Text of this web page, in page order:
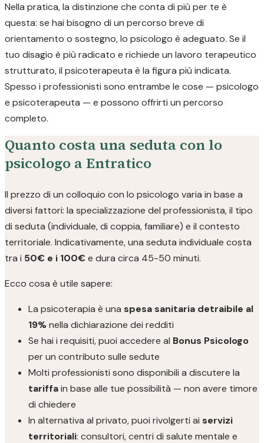
Nella pratica, la distinzione che conta di più per te è
questa: se hai bisogno di un percorso breve di
orientamento o sostegno, lo psicologo è adeguato. Se il
tuo disagio è più radicato e richiede un lavoro terapeutico
strutturato, il psicoterapeuta è la figura più indicata.
Spesso i professionisti sono entrambe le cose — psicologo
e psicoterapeuta — e possono offrirti un percorso
completo.
Quanto costa una seduta con lo
psicologo a Entratico
Il prezzo di un colloquio con lo psicologo varia in base a
diversi fattori: la specializzazione del professionista, il tipo
di seduta (individuale, di coppia, familiare) e il contesto
territoriale. Indicativamente, una seduta individuale costa
tra i 50€ e i 100€ e dura circa 45-50 minuti.
Ecco cosa è utile sapere:
La psicoterapia è una spesa sanitaria detraibile al
19%nella dichiarazione dei redditi
Se hai i requisiti, puoi accedere al Bonus Psicologo
per un contributo sulle sedute
Molti professionisti sono disponibili a discutere la
tariffain base alle tue possibilità — non avere timore
di chiedere
In alternativa al privato, puoi rivolgerti ai servizi
territoriali: consultori, centri di salute mentale e